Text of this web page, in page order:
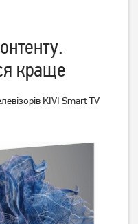
OzoneHD
43FSN93T2
599грн
краще
KIVI Smart TV